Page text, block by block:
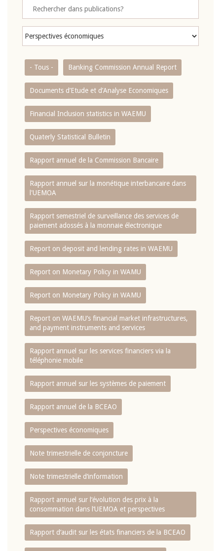
- Tous - Banking Commission Annual Report
Documents d’Etude et d’Analyse Economiques
Financial Inclusion statistics in WAEMU
Quaterly Statistical Bulletin
Rapport annuel de la Commission Bancaire
Rapport annuel sur la monétique interbancaire dans
l'UEMOA
Rapport semestriel de surveillance des services de
paiement adossés à la monnaie électronique
Report on deposit and lending rates in WAEMU
Report on Monetary Policy in WAMU
Report on Monetary Policy in WAMU
Report on WAEMU’s financial market infrastructures,
and payment instruments and services
Rapport annuel sur les services financiers via la
téléphonie mobile
Rapport annuel sur les systèmes de paiement
Rapport annuel de la BCEAO
Perspectives économiques
Note trimestrielle de conjoncture
Note trimestrielle d‘information
Rapport annuel sur l‘évolution des prix à la
consommation dans l‘UEMOA et perspectives
Rapport d‘audit sur les états financiers de la BCEAO